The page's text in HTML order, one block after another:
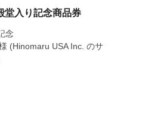
堂入り記念商品券
念
(Hinomaru USA Inc. のサ